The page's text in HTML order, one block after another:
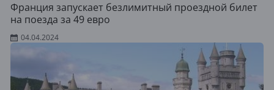
Франция запускает безлимитный проездной билет
на поезда за 49 евро
04.04.2024